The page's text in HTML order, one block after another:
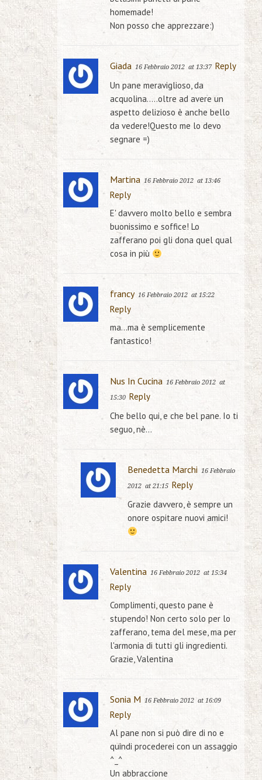
homemade!
Non posso che apprezzare:)
Giada 16 Febbraio 2012 at 13:37 Reply
Un pane meraviglioso, da
acquolina…..oltre ad avere un
aspetto delizioso è anche bello
da vedere!Questo me lo devo
segnare =)
Martina 16 Febbraio 2012 at 13:46
Reply
E' davvero molto bello e sembra
buonissimo e soffice! Lo
zafferano poi gli dona quel qual
cosa in più
francy 16 Febbraio 2012 at 15:22
Reply
ma…ma è semplicemente
fantastico!
Nus In Cucina 16 Febbraio 2012 at
15:30 Reply
Che bello qui, e che bel pane. Io ti
seguo, nè…
Benedetta Marchi 16 Febbraio
2012 at 21:15 Reply
Grazie davvero, è sempre un
onore ospitare nuovi amici!
Valentina 16 Febbraio 2012 at 15:34
Reply
Complimenti, questo pane è
stupendo! Non certo solo per lo
zafferano, tema del mese, ma per
l'armonia di tutti gli ingredienti.
Grazie, Valentina
Sonia M 16 Febbraio 2012 at 16:09
Reply
Al pane non si può dire di no e
quindi procederei con un assaggio
^_^
Un abbraccione